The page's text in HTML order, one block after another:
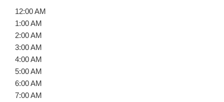
12:00 AM
1:00 AM
2:00 AM
3:00 AM
4:00 AM
5:00 AM
6:00 AM
7:00 AM